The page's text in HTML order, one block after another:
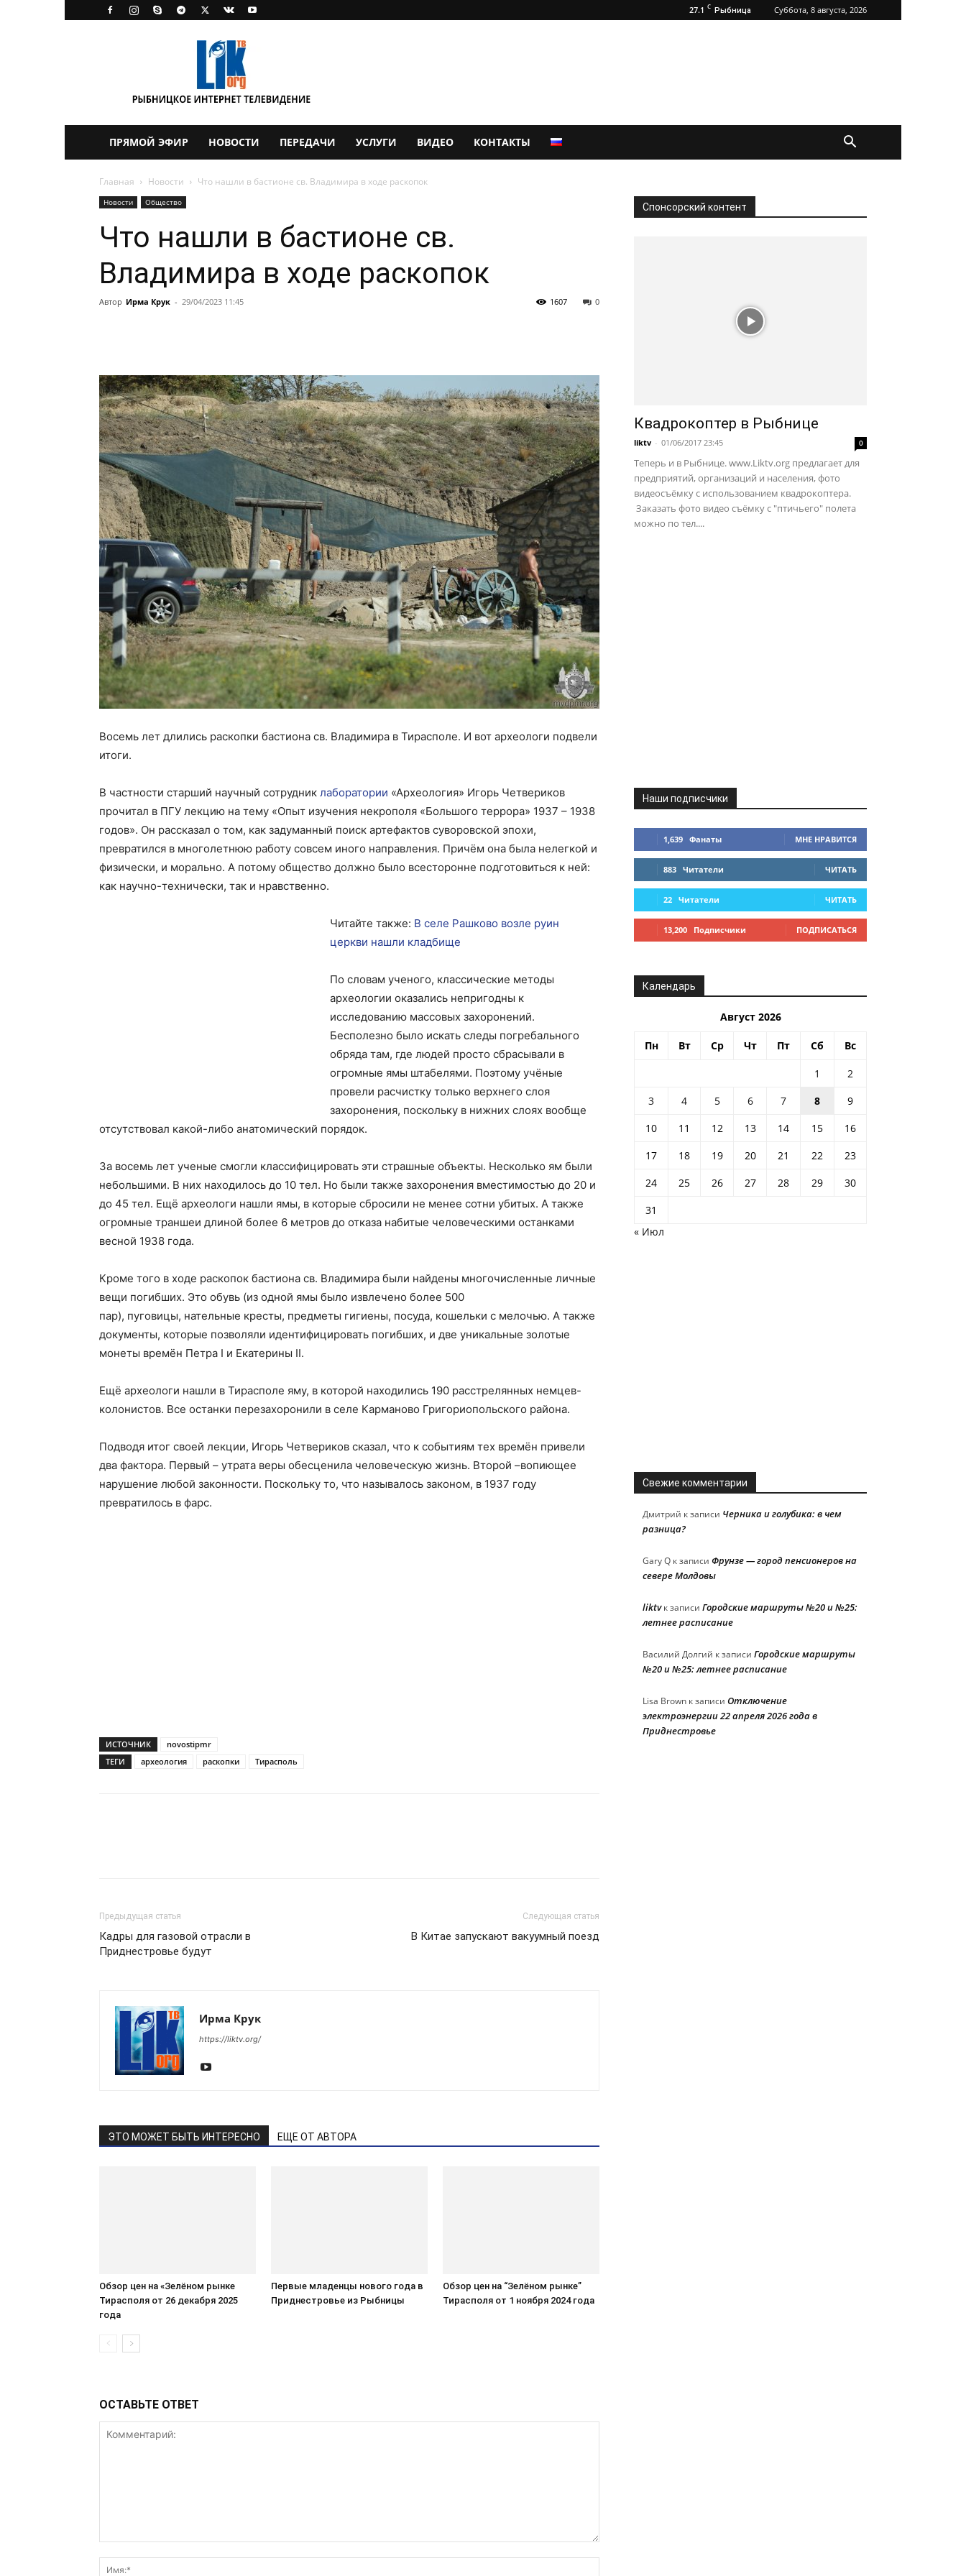
27.1 C Рыбница Суббота, 8 августа, 2026
ПРЯМОЙ ЭФИР НОВОСТИ ПЕРЕДАЧИ УСЛУГИ ВИДЕО КОНТАКТЫ
Главная Новости Что нашли в бастионе св. Владимира в ходе раскопок
Новости Общество
Что нашли в бастионе св.
Владимира в ходе раскопок
Автор Ирма Крук - 29/04/2023 11:45 0
1607
Восемь лет длились раскопки бастиона св. Владимира в Тирасполе. И вот археологи подвели
итоги.
В частности старший научный сотрудник лаборатории «Археология» Игорь Четвериков
прочитал в ПГУ лекцию на тему «Опыт изучения некрополя «Большого террора» 1937 – 1938
годов». Он рассказал о том, как задуманный поиск артефактов суворовской эпохи,
превратился в многолетнюю работу совсем иного направления. Причём она была нелегкой и
физически, и морально. А потому общество должно было всесторонне подготовиться к ней:
как научно-технически, так и нравственно.
Читайте также: В селе Рашково возле руин
церкви нашли кладбище
По словам ученого, классические методы
археологии оказались непригодны к
исследованию массовых захоронений.
Бесполезно было искать следы погребального
обряда там, где людей просто сбрасывали в
огромные ямы штабелями. Поэтому учёные
провели расчистку только верхнего слоя
захоронения, поскольку в нижних слоях вообще
отсутствовал какой-либо анатомический порядок.
За восемь лет ученые смогли классифицировать эти страшные объекты. Несколько ям были
небольшими. В них находилось до 10 тел. Но были также захоронения вместимостью до 20 и
до 45 тел. Ещё археологи нашли ямы, в которые сбросили не менее сотни убитых. А также
огромные траншеи длиной более 6 метров до отказа набитые человеческими останками
весной 1938 года.
Кроме того в ходе раскопок бастиона св. Владимира были найдены многочисленные личные
вещи погибших. Это обувь (из одной ямы было извлечено более 500
пар), пуговицы, нательные кресты, предметы гигиены, посуда, кошельки с мелочью. А также
документы, которые позволяли идентифицировать погибших, и две уникальные золотые
монеты времён Петра I и Екатерины II.
Ещё археологи нашли в Тирасполе яму, в которой находились 190 расстрелянных немцев-
колонистов. Все останки перезахоронили в селе Карманово Григориопольского района.
Подводя итог своей лекции, Игорь Четвериков сказал, что к событиям тех времён привели
два фактора. Первый – утрата веры обесценила человеческую жизнь. Второй –вопиющее
нарушение любой законности. Поскольку то, что называлось законом, в 1937 году
превратилось в фарс.
ИСТОЧНИК
novostipmr
ТЕГИ
археология раскопки Тирасполь
Предыдущая статья
Кадры для газовой отрасли в
Приднестровье будут
Следующая статья
В Китае запускают вакуумный поезд
Ирма Крук
https://liktv.org/
ЭТО МОЖЕТ БЫТЬ ИНТЕРЕСНО ЕЩЕ ОТ АВТОРА
Обзор цен на «Зелёном рынке
Тирасполя от 26 декабря 2025
года
Первые младенцы нового года в
Приднестровье из Рыбницы
Обзор цен на “Зелёном рынке”
Тирасполя от 1 ноября 2024 года
ОСТАВЬТЕ ОТВЕТ
Спонсорский контент
Квадрокоптер в Рыбнице
liktv - 01/06/2017 23:45 0
Теперь и в Рыбнице. www.Liktv.org предлагает для
предприятий, организаций и населения, фото
видеосъёмку с использованием квадрокоптера.
Заказать фото видео съёмку с "птичьего" полета
можно по тел....
Наши подписчики
1,639 Фанаты МНЕ НРАВИТСЯ
883 Читатели ЧИТАТЬ
22 Читатели ЧИТАТЬ
13,200 Подписчики ПОДПИСАТЬСЯ
Календарь
Август 2026
Пн Вт Ср Чт Пт Сб Вс
1
2
3
4 5 6 7 8
9
10
11 12 13 14 15
16
17
18 19 20 21 22
23
24
25 26 27 28 29
30
31
« Июл
Свежие комментарии
Дмитрий к записи Черника и голубика: в чем
разница?
Gary Q к записи Фрунзе — город пенсионеров на
севере Молдовы
liktvк записи Городские маршруты №20 и №25:
летнее расписание
Василий Долгий к записи Городские маршруты
№20 и №25: летнее расписание
Lisa Brown к записи Отключение
электроэнергии 22 апреля 2026 года в
Приднестровье